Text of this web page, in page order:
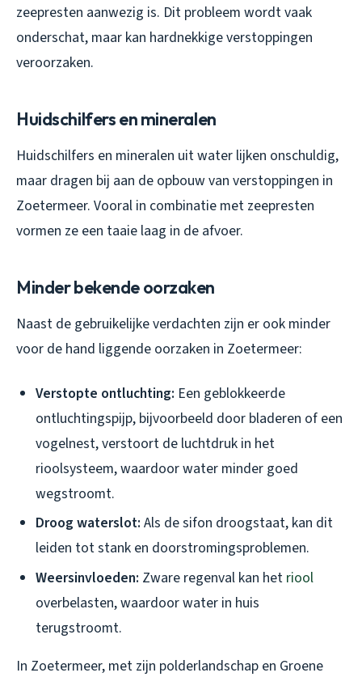
zeepresten aanwezig is. Dit probleem wordt vaak
onderschat, maar kan hardnekkige verstoppingen
veroorzaken.
Huidschilfers en mineralen
Huidschilfers en mineralen uit water lijken onschuldig,
maar dragen bij aan de opbouw van verstoppingen in
Zoetermeer. Vooral in combinatie met zeepresten
vormen ze een taaie laag in de afvoer.
Minder bekende oorzaken
Naast de gebruikelijke verdachten zijn er ook minder
voor de hand liggende oorzaken in Zoetermeer:
Verstopte ontluchting: Een geblokkeerde
ontluchtingspijp, bijvoorbeeld door bladeren of een
vogelnest, verstoort de luchtdruk in het
rioolsysteem, waardoor water minder goed
wegstroomt.
Droog waterslot: Als de sifon droogstaat, kan dit
leiden tot stank en doorstromingsproblemen.
Weersinvloeden: Zware regenval kan het riool
overbelasten, waardoor water in huis
terugstroomt.
In Zoetermeer, met zijn polderlandschap en Groene